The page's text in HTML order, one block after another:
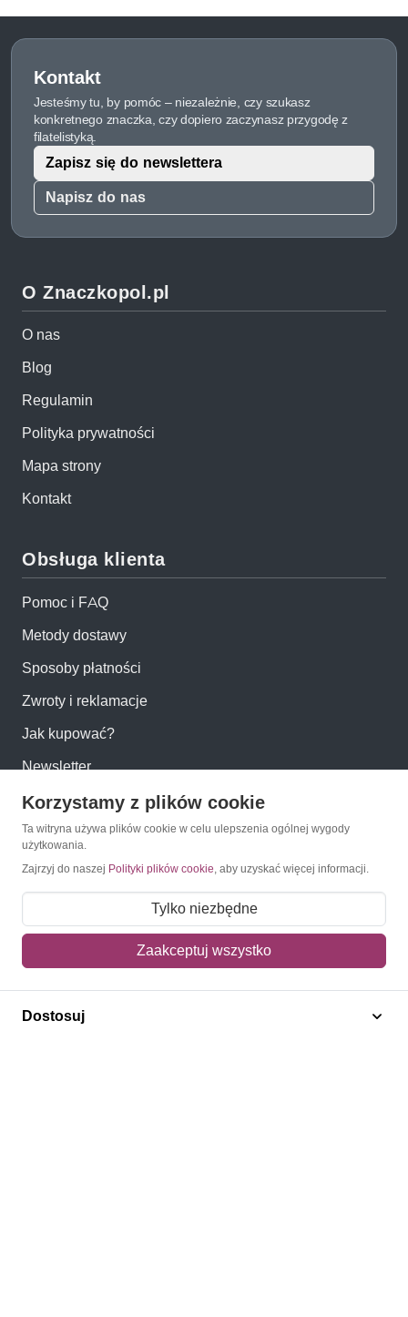
Kontakt
Jesteśmy tu, by pomóc – niezależnie, czy szukasz
konkretnego znaczka, czy dopiero zaczynasz przygodę z
filatelistyką.
Napisz do nas
Zapisz się do newslettera
O Znaczkopol.pl
O nas
Blog
Regulamin
Polityka prywatności
Mapa strony
Kontakt
Obsługa klienta
Pomoc i FAQ
Metody dostawy
Sposoby płatności
Zwroty i reklamacje
Jak kupować?
Newsletter
Konto
Moje konto
Mój koszyk
Adres dostawy
Polecamy
Korzystamy z plików cookie
Ta witryna używa plików cookie w celu ulepszenia ogólnej wygody
użytkowania.
Zajrzyj do naszej Polityki plików cookie, aby uzyskać więcej informacji.
Tylko niezbędne
Zaakceptuj wszystko
Dostosuj